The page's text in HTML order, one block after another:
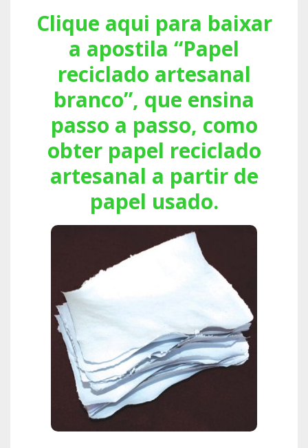
Clique aqui para baixar
a apostila “Papel
reciclado artesanal
branco”, que ensina
passo a passo, como
obter papel reciclado
artesanal a partir de
papel usado.